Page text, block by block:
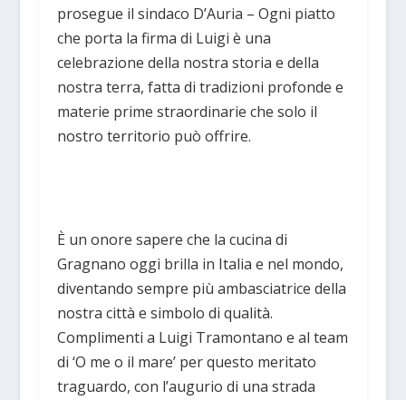
prosegue il sindaco D’Auria – Ogni piatto
che porta la firma di Luigi è una
celebrazione della nostra storia e della
nostra terra, fatta di tradizioni profonde e
materie prime straordinarie che solo il
nostro territorio può offrire.
È un onore sapere che la cucina di
Gragnano oggi brilla in Italia e nel mondo,
diventando sempre più ambasciatrice della
nostra città e simbolo di qualità.
Complimenti a Luigi Tramontano e al team
di ‘O me o il mare’ per questo meritato
traguardo, con l’augurio di una strada